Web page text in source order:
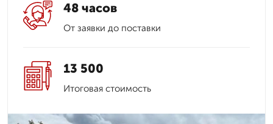
48 часов
От заявки до поставки
13 500
Итоговая стоимость